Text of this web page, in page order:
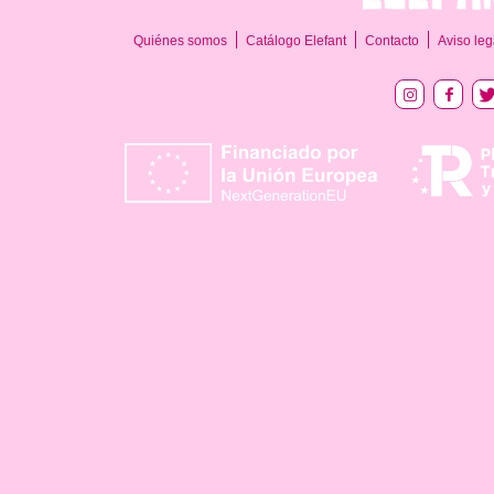
Quiénes somos Catálogo Elefant Contacto Aviso